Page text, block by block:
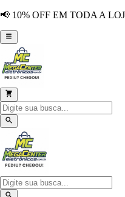
📢 10% OFF EM TODA A